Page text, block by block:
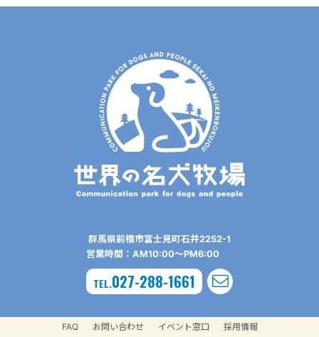
群⾺県前橋市富⼠⾒町⽯井2252-1
営業時間：AM10:00〜PM6:00
TEL.027-288-1661
FAQ お問い合わせ イベント窓口 採用情報